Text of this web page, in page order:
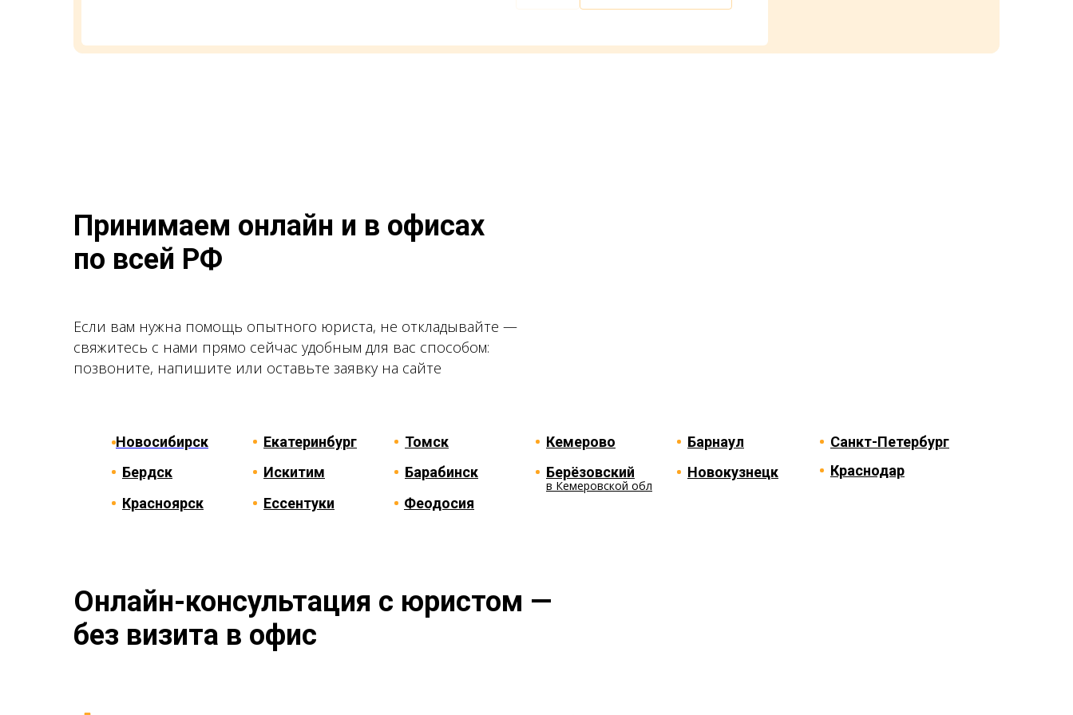
Принимаем онлайн и в офисах
по всей РФ
Если вам нужна помощь опытного юриста, не откладывайте —
свяжитесь с нами прямо сейчас удобным для вас способом:
позвоните, напишите или оставьте заявку на сайте
Новосибирск
Искитим
Бердск
Ессентуки
Екатеринбург
Феодосия
Барабинск
Томск
Кемерово
Новокузнецк
Барнаул
Красноярск
Санкт-Петербург
Краснодар
Берёзовский
в Кемеровской обл
Онлайн-консультация с юристом —
без визита в офис